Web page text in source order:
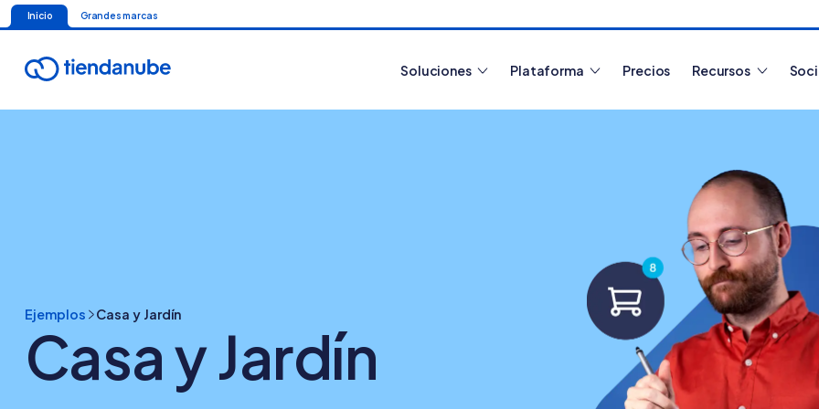
Inicio Grandes marcas
Soluciones Plataforma Precios Recursos
Artículos más leídos
¿Cómo
funciona
Tiendanube?
¿Cómo
Nube
Ejemplos Casa y Jardín
Casa y Jardín